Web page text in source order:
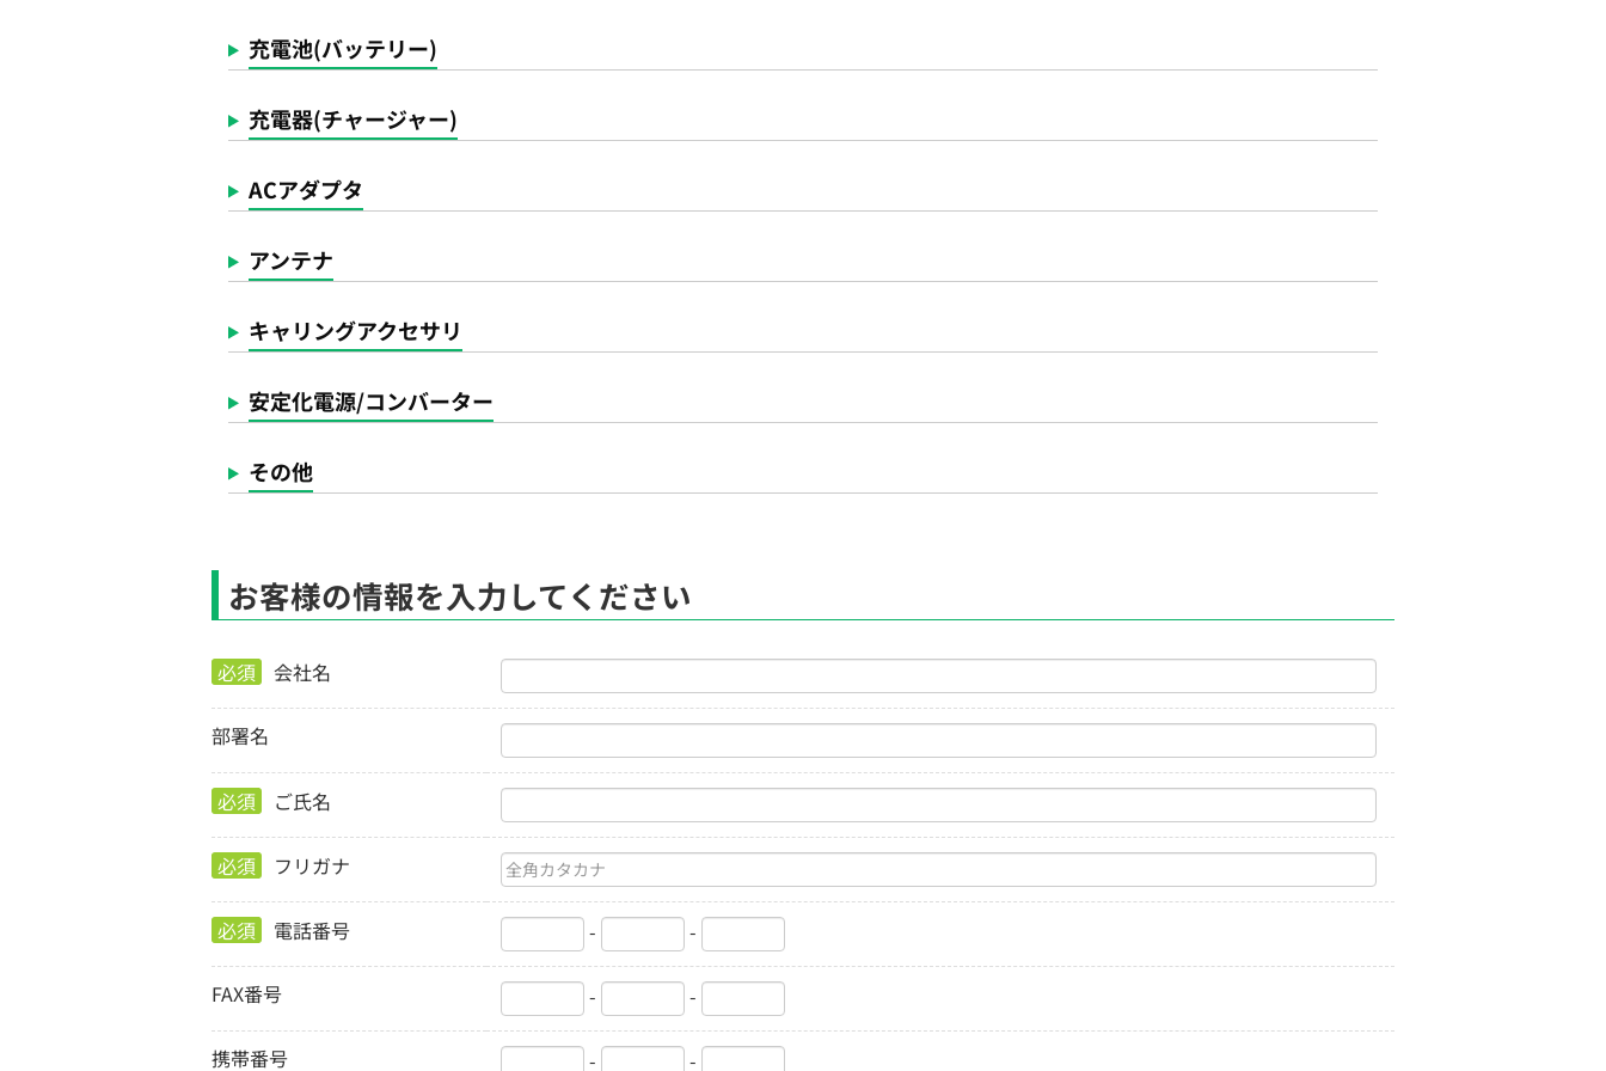
充電池(バッテリー)
充電器(チャージャー)
ACアダプタ
アンテナ
キャリングアクセサリ
安定化電源/コンバーター
その他
お客様の情報を入力してください
必須 会社名
部署名
必須 ご氏名
必須 フリガナ
必須 電話番号 - -
FAX番号 - -
携帯番号 - -